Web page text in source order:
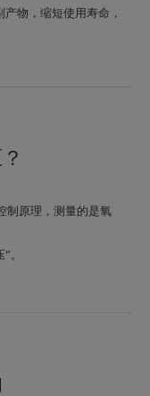
物，缩短使用寿命，
制原理 ，测量的是氧
。